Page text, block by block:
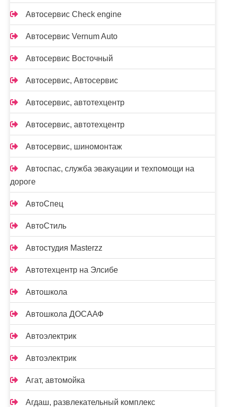
Автосервис Check engine
Автосервис Vernum Auto
Автосервис Восточный
Автосервис, Автосервис
Автосервис, автотехцентр
Автосервис, автотехцентр
Автосервис, шиномонтаж
Автоспас, служба эвакуации и техпомощи на
дороге
АвтоСпец
АвтоСтиль
Автостудия Masterzz
Автотехцентр на Элсибе
Автошкола
Автошкола ДОСААФ
Автоэлектрик
Автоэлектрик
Агат, автомойка
Агдаш, развлекательный комплекс